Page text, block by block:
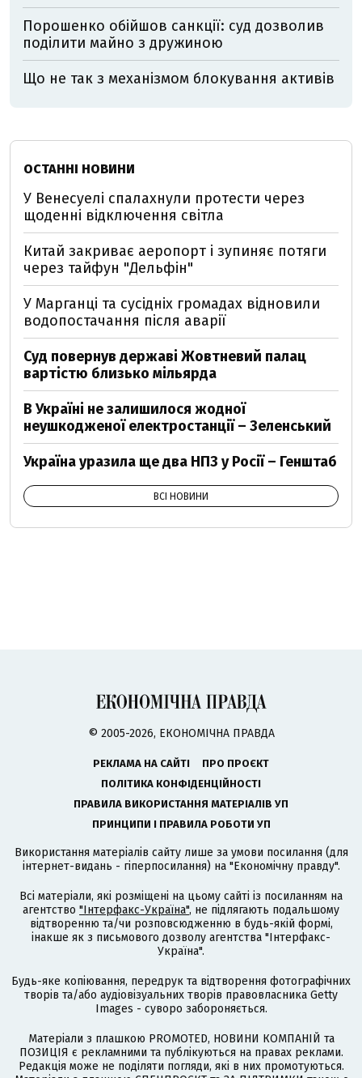
Порошенко обійшов санкції: суд дозволив
поділити майно з дружиною
Що не так з механізмом блокування активів
ОСТАННІ НОВИНИ
У Венесуелі спалахнули протести через
щоденні відключення світла
Китай закриває аеропорт і зупиняє потяги
через тайфун "Дельфін"
У Марганці та сусідніх громадах відновили
водопостачання після аварії
Суд повернув державі Жовтневий палац
вартістю близько мільярда
В Україні не залишилося жодної
неушкодженої електростанції – Зеленський
Україна уразила ще два НПЗ у Росії – Генштаб
ВСІ НОВИНИ
© 2005-2026, ЕКОНОМІЧНА ПРАВДА
РЕКЛАМА НА САЙТІ
ПРО ПРОЄКТ
ПОЛІТИКА КОНФІДЕНЦІЙНОСТІ
ПРАВИЛА ВИКОРИСТАННЯ МАТЕРІАЛІВ УП
ПРИНЦИПИ І ПРАВИЛА РОБОТИ УП
Використання матеріалів сайту лише за умови посилання (для
інтернет-видань - гіперпосилання) на "Економічну правду".
Всі матеріали, які розміщені на цьому сайті із посиланням на
агентство "Інтерфакс-Україна", не підлягають подальшому
відтворенню та/чи розповсюдженню в будь-якій формі,
інакше як з письмового дозволу агентства "Інтерфакс-
Україна".
Будь-яке копіювання, передрук та відтворення фотографічних
творів та/або аудіовізуальних творів правовласника Getty
Images - суворо забороняється.
Матеріали з плашкою PROMOTED, НОВИНИ КОМПАНІЙ та
ПОЗИЦІЯ є рекламними та публікуються на правах реклами.
Редакція може не поділяти погляди, які в них промотуються.